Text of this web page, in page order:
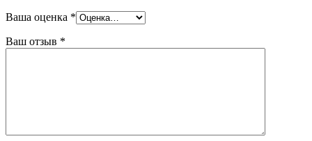
Ваша оценка *
Ваш отзыв *